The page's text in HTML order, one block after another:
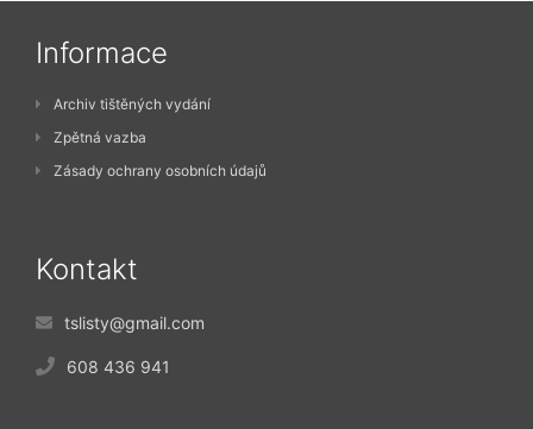
Informace
Archiv tištěných vydání
Zpětná vazba
Zásady ochrany osobních údajů
Kontakt
tslisty@gmail.com
608 436 941